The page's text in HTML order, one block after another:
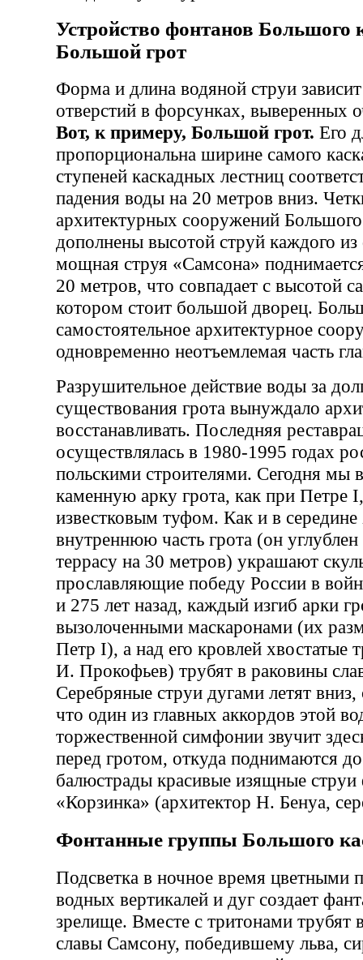
Устройство фонтанов Большого
Большой грот
Форма и длина водяной струи
отверстий в форсунках, выверенных
Вот, к примеру, Большой грот. Его
пропорциональна ширине самого
ступеней каскадных лестниц
падения воды на 20 метров вниз.
архитектурных сооружений Большого
дополнены высотой струй каждого
мощная струя «Самсона»
20 метров, что совпадает с высотой
котором стоит большой дворец.
самостоятельное архитектурное
одновременно неотъемлемая часть
Разрушительное действие воды за
существования грота вынуждало
восстанавливать. Последняя
осуществлялась в 1980-1995 годах
польскими строителями. Сегодня мы
каменную арку грота, как при Петре
известковым туфом. Как и в
внутреннюю часть грота (он
террасу на 30 метров) украшают
прославляющие победу России в
и 275 лет назад, каждый изгиб арки
вызолоченными маскаронами (их
Петр I), а над его кровлей хвостатые
И. Прокофьев) трубят в раковины
Серебряные струи дугами летят
что один из главных аккордов этой
торжественной симфонии звучит
перед гротом, откуда поднимаются
балюстрады красивые изящные струи
«Корзинка» (архитектор Н. Бенуа,
Фонтанные группы Большого
Подсветка в ночное время цветными
водных вертикалей и дуг создает
зрелище. Вместе с тритонами трубят
славы Самсону, победившему льва,